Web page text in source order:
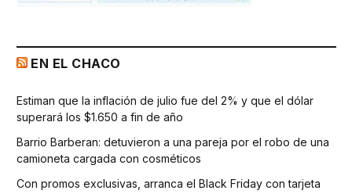
EN EL CHACO
Estiman que la inflación de julio fue del 2% y que el dólar
superará los $1.650 a fin de año
Barrio Barberan: detuvieron a una pareja por el robo de una
camioneta cargada con cosméticos
Con promos exclusivas, arranca el Black Friday con tarjeta